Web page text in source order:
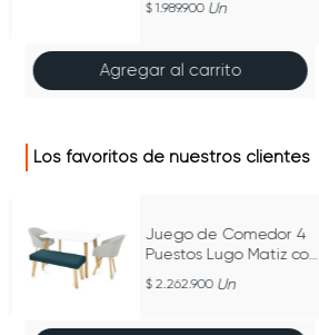
1.989.900 Un
Agregar al carrito
Los favoritos de nuestros clientes
Juego de Comedor 4
Puestos Lugo Matiz con
Sillas Tokyo Y Butaco
2.262.900 Un